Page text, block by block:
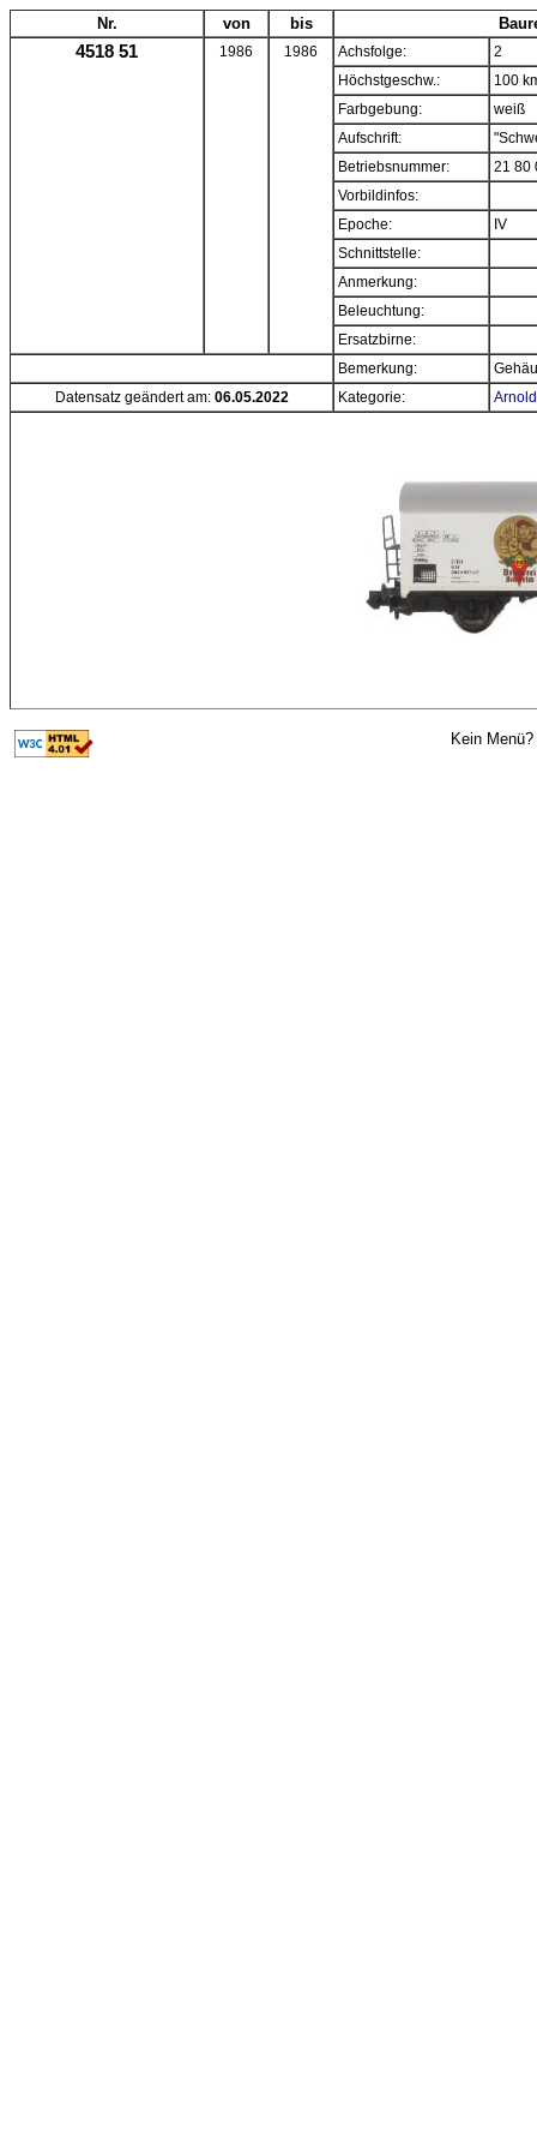
Nr. von bis
4518 51 1986 1986 Achsfolge:
2
Höchstgeschw.:
100
Farbgebung:
weiß
Aufschrift:
Betriebsnummer:
21 80
Vorbildinfos:
Epoche:
IV
Schnittstelle:
Anmerkung:
Beleuchtung:
Ersatzbirne:
Bemerkung:
Datensatz geändert am: 06.05.2022 Kategorie:
Kein